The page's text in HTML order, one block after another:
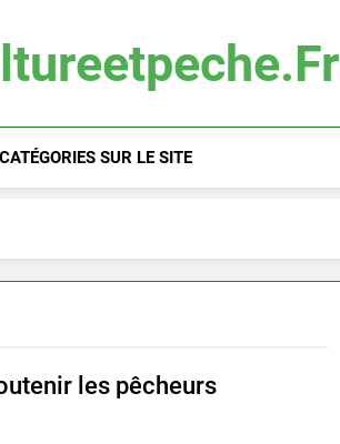
CATÉGORIES SUR LE SITE
les pêcheurs